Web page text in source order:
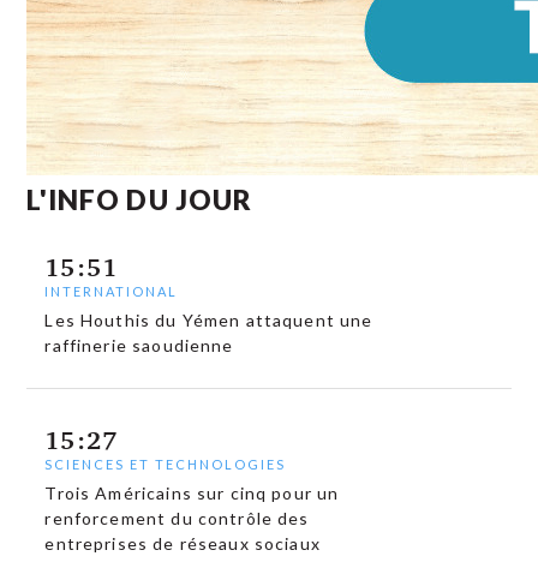
L'INFO DU JOUR
15:51
INTERNATIONAL
Les Houthis du Yémen attaquent une
raffinerie saoudienne
15:27
SCIENCES ET TECHNOLOGIES
Trois Américains sur cinq pour un
renforcement du contrôle des
entreprises de réseaux sociaux